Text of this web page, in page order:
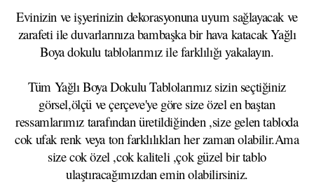
Evinizin ve işyerinizin dekorasyonuna uyum sağlayacak ve
zarafeti ile duvarlarınıza bambaşka bir hava katacak Yağlı
Boya dokulu tablolarımız ile farklılığı yakalayın.
Tüm Yağlı Boya Dokulu Tablolarımız sizin seçtiğiniz
görsel,ölçü ve çerçeve'ye göre size özel en baştan
ressamlarımız tarafından üretildiğinden ,size gelen tabloda
cok ufak renk veya ton farklılıkları her zaman olabilir.Ama
size cok özel ,cok kaliteli ,çok güzel bir tablo
ulaştıracağımızdan emin olabilirsiniz.